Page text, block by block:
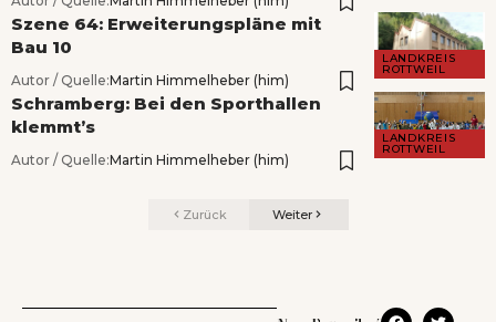
LANDKREIS
ROTTWEIL
Szene 64: Erweiterungspläne mit
Bau 10
Autor / Quelle:Martin Himmelheber (him)
LANDKREIS
ROTTWEIL
Schramberg: Bei den Sporthallen
klemmt’s
Autor / Quelle:Martin Himmelheber (him)
Zurück Weiter